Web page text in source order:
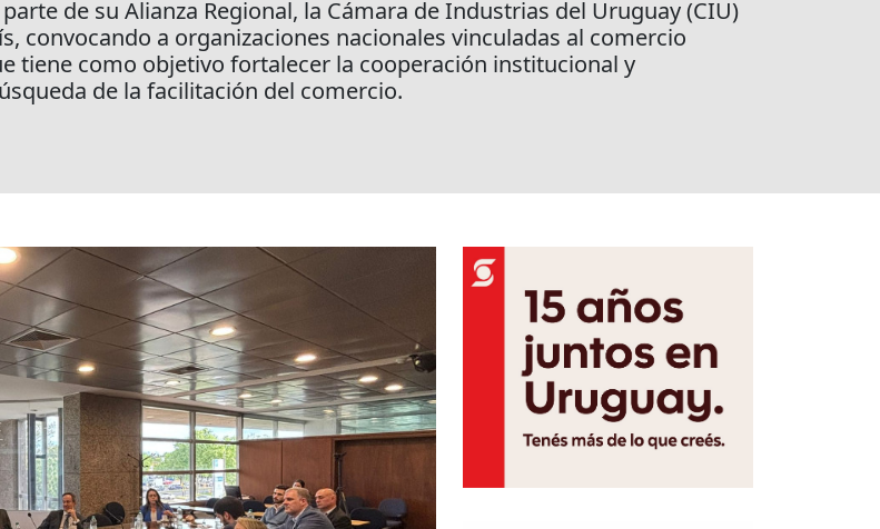
de su Alianza Regional, la Cámara de Industrias del Uruguay (CIU)
convocando a organizaciones nacionales vinculadas al comercio
tiene como objetivo fortalecer la cooperación institucional y
de la facilitación del comercio.